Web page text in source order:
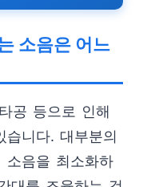
소음은 어느
공 등으로 인해
습니다. 대부분의
소음을 최소화하